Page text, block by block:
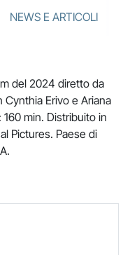
NEWS E ARTICOLI
del 2024 diretto da
Erivo e Ariana
160 min. Distribuito in
Pictures. Paese di